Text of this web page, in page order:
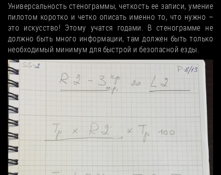
Универсальность стенограммы, четкость ее записи, умение
пилотом коротко и четко описать именно то, что нужно –
это искусство! Этому учатся годами. В стенограмме не
должно быть много информации, там должен быть только
необходимый минимум для быстрой и безопасной езды.